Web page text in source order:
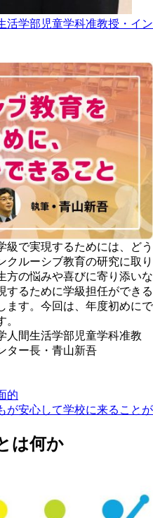
活学部児童学科准教授・イン
級で実現するためには、どう
ルーシブ教育の研究に取り
方の悩みや喜びに寄り添いな
するために学級担任ができる
ます。今回は、年度初めにで
人間生活学部児童学科准教
ター長・青山新吾
的
が安心して学校に来ることが
は何か